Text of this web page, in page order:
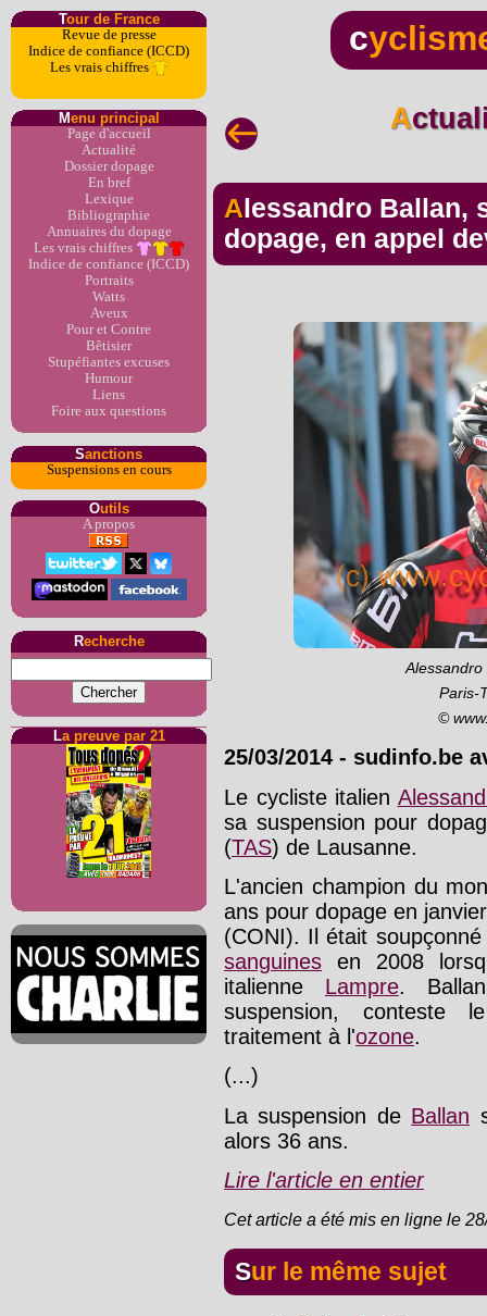
Tour de France
Revue de presse
Indice de confiance (ICCD)
Les vrais chiffres
Menu principal
Page d'accueil
Actualité
Dossier dopage
En bref
Lexique
Bibliographie
Annuaires du dopage
Les vrais chiffres
Indice de confiance (ICCD)
Portraits
Watts
Aveux
Pour et Contre
Bêtisier
Stupéfiantes excuses
Humour
Liens
Foire aux questions
Sanctions
Suspensions en cours
Outils
A propos
Recherche
La preuve par 21
c
Alessandro Ballan, suspendu 2 ans pour
dopage, en appel
Alessandro
Paris-
©
25/03/2014 - sudinfo.be
Le cycliste italien
sa suspension pour
(TAS) de Lausanne.
L'ancien champion du
ans pour dopage en
(CONI). Il était
sanguines en 2008
italienne Lampre.
suspension, conteste
traitement à l'ozone.
(...)
La suspension de Ballan
alors 36 ans.
Lire l'article en entier
Cet article a été mis en ligne le
Sur le même sujet